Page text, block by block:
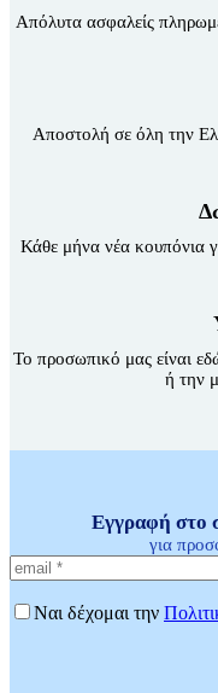
Απόλυτα ασφαλείς
Αποστολή σε όλη την
Κάθε μήνα νέα κουπόνια
Το προσωπικό μας είναι
ή την
Εγγραφή στο
για
Ναι δέχομαι την